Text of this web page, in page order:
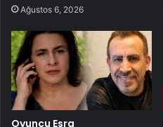
Ağustos 6, 2026
Oyuncu Esra